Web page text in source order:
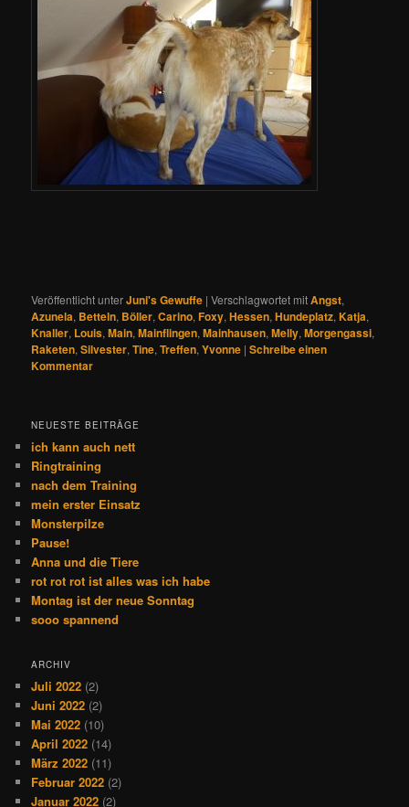
Veröffentlicht unterJuni's Gewuffe |Verschlagwortet mitAngst,
Azunela, Betteln, Böller,Carino,Foxy,Hessen,Hundeplatz,Katja,
Knaller, Louis,Main,Mainflingen,Mainhausen,Melly,Morgengassi,
Raketen,Silvester,Tine,Treffen,Yvonne |Schreibe einen
Kommentar
NEUESTE BEITRÄGE
ich kann auch nett
Ringtraining
nach dem Training
mein erster Einsatz
Monsterpilze
Pause!
Anna und die Tiere
rot rot rot ist alles was ich habe
Montag ist der neue Sonntag
sooo spannend
ARCHIV
Juli 2022 (2)
Juni 2022 (2)
Mai 2022 (10)
April 2022 (14)
März 2022 (11)
Februar 2022 (2)
Januar 2022 (2)